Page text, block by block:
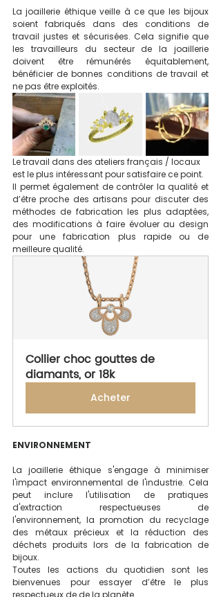
La joaillerie éthique veille à ce que les bijoux
soient fabriqués dans des conditions de
travail justes et sécurisées. Cela signifie que
les travailleurs du secteur de la joaillerie
doivent être rémunérés équitablement,
bénéficier de bonnes conditions de travail et
ne pas être exploités.
Le travail dans des ateliers français / locaux
est le plus intéressant pour satisfaire ce point.
Il permet également de contrôler la qualité et
d’être proche des artisans pour discuter des
méthodes de fabrication les plus adaptées,
des modifications à faire évoluer au design
pour une fabrication plus rapide ou de
meilleure qualité.
Collier choc gouttes de
diamants, or 18k
Acheter
ENVIRONNEMENT
La joaillerie éthique s'engage à minimiser
l'impact environnemental de l'industrie. Cela
peut inclure l'utilisation de pratiques
d'extraction respectueuses de
l'environnement, la promotion du recyclage
des métaux précieux et la réduction des
déchets produits lors de la fabrication de
bijoux.
Toutes les actions du quotidien sont les
bienvenues pour essayer d’être le plus
respectueux de de la planète.